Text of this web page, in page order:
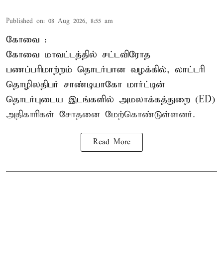
Published on: 08 Aug 2026, 8:55 am
கோவை :
கோவை மாவட்டத்தில் சட்டவிரோத
பணப்பரிமாற்றம் தொடர்பான வழக்கில், லாட்டரி
தொழிலதிபர் சாண்டியாகோ மார்ட்டின்
தொடர்புடைய இடங்களில் அமலாக்கத்துறை (ED)
அதிகாரிகள் சோதனை மேற்கொண்டுள்ளனர்.
Read More